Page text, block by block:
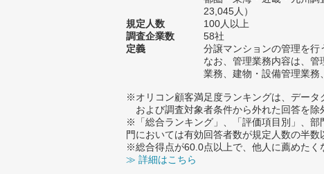
23,045人）
規定人数
100人以上
調査企業数
58社
定義
分譲マンションの管理を行
なお、管理業務内容は、管
業務、建物・設備管理業務
※オリコン顧客満足度ランキングは、データ
および調査対象者条件から外れた回答を除
※「総合ランキング」、「評価項目別」、部
門においては有効回答者数が規定人数の半数
※総合得点が60.0点以上で、他人に薦めたく
≫ 詳細はこちら